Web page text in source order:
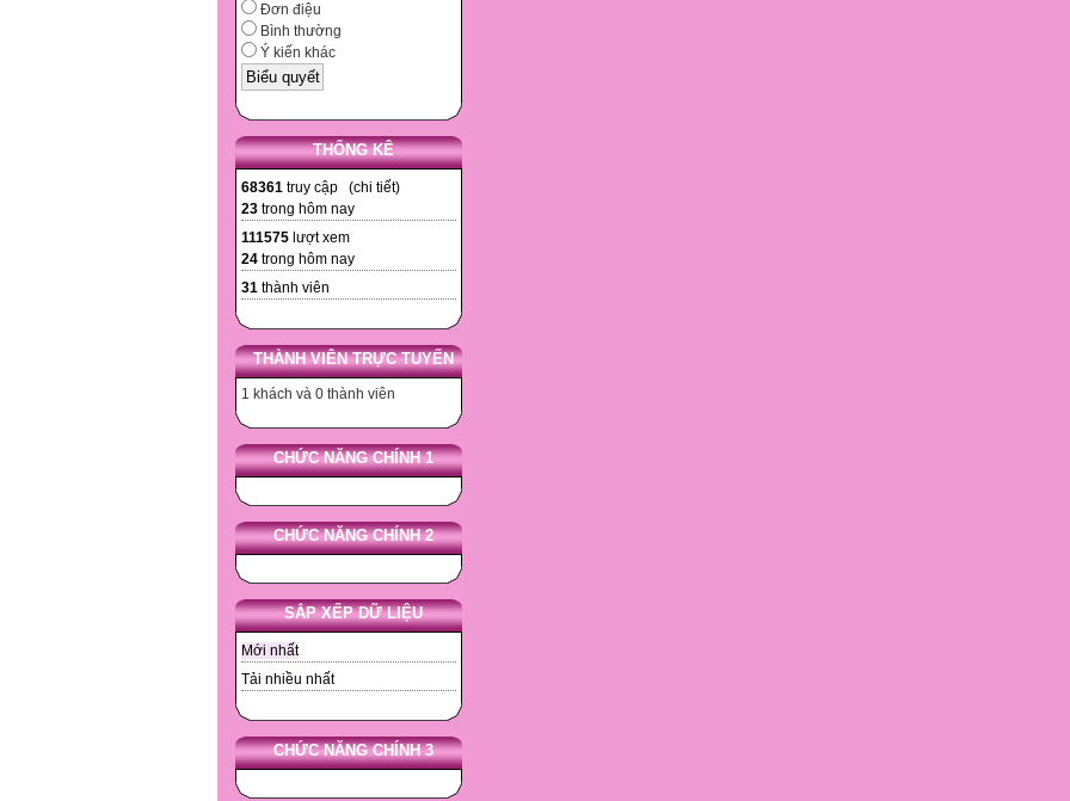
Đơn điệu
Bình thường
Ý kiến khác
THỐNG KÊ
68361 truy cập (chi tiết)
23 trong hôm nay
111575 lượt xem
24 trong hôm nay
31 thành viên
THÀNH VIÊN TRỰC TUYẾN
1 khách và 0 thành viên
CHỨC NĂNG CHÍNH 1
CHỨC NĂNG CHÍNH 2
SẮP XẾP DỮ LIỆU
Mới nhất
Tải nhiều nhất
CHỨC NĂNG CHÍNH 3